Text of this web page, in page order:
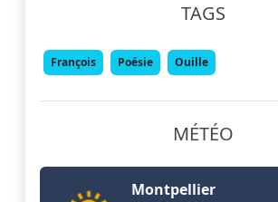
TAGS
François Poésie Ouille
MÉTÉO
Montpellier